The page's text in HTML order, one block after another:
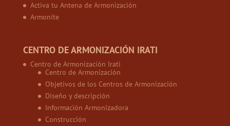
Activa tu Antena de Armonización
Armonite
CENTRO DE ARMONIZACIÓN IRATI
Centro de Armonización Irati
Centro de Armonización
Objetivos de los Centros de Armonización
Diseño y descripción
Información Armonizadora
Construcción